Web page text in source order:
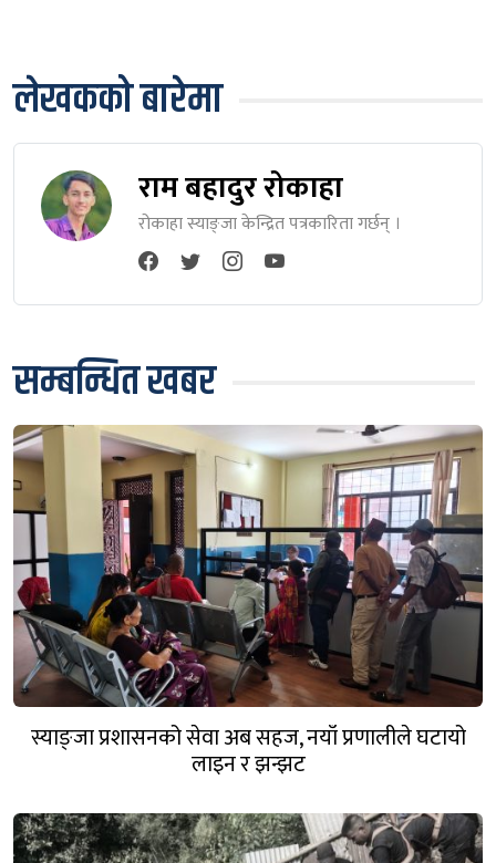
लेखकको बारेमा
राम बहादुर रोकाहा
रोकाहा स्याङ्जा केन्द्रित पत्रकारिता गर्छन् ।
सम्बन्धित खबर
स्याङ्जा प्रशासनको सेवा अब सहज, नयाँ प्रणालीले घटायो
लाइन र झन्झट